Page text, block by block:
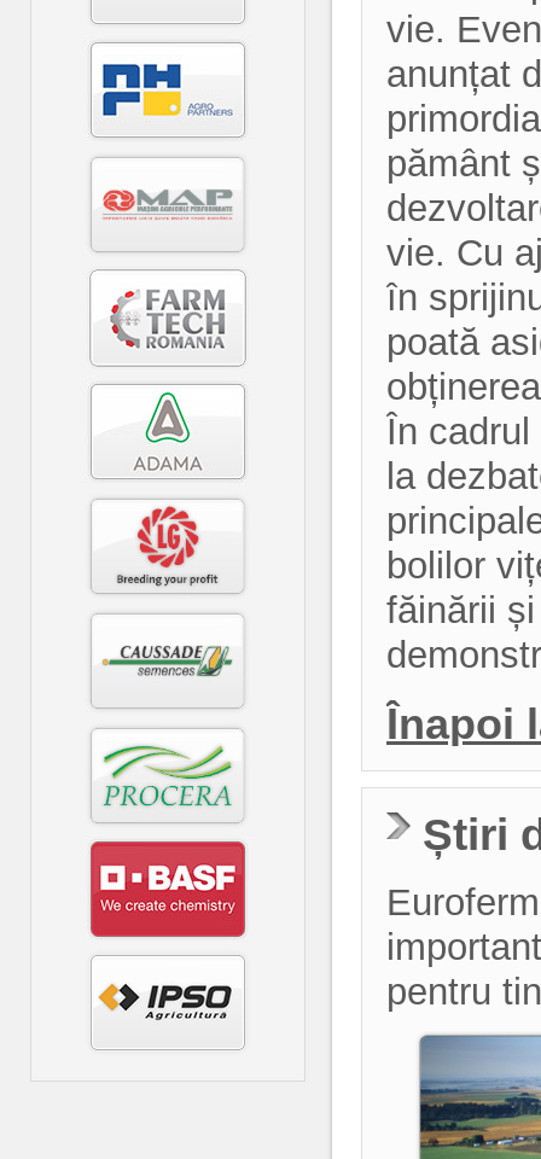
vie.
anunțat
pământ
vie. Cu
în
poată
În
la
bolilor
făinării
Înapoi
Știri
pentru